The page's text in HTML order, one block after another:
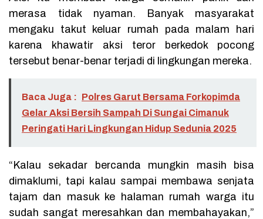
merasa tidak nyaman. Banyak masyarakat
mengaku takut keluar rumah pada malam hari
karena khawatir aksi teror berkedok pocong
tersebut benar-benar terjadi di lingkungan mereka.
Baca Juga : Polres Garut Bersama Forkopimda
Gelar Aksi Bersih Sampah Di Sungai Cimanuk
Peringati Hari Lingkungan Hidup Sedunia 2025
“Kalau sekadar bercanda mungkin masih bisa
dimaklumi, tapi kalau sampai membawa senjata
tajam dan masuk ke halaman rumah warga itu
sudah sangat meresahkan dan membahayakan,”